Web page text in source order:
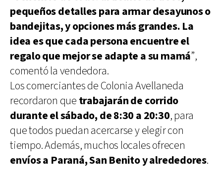
pequeños detalles para armar desayunos o
bandejitas, y opciones más grandes. La
idea es que cada persona encuentre el
regalo que mejor se adapte a su mamá”,
comentó la vendedora.
Los comerciantes de Colonia Avellaneda
recordaron que trabajarán de corrido
durante el sábado, de 8:30 a 20:30, para
que todos puedan acercarse y elegir con
tiempo. Además, muchos locales ofrecen
envíos a Paraná, San Benito y alrededores.